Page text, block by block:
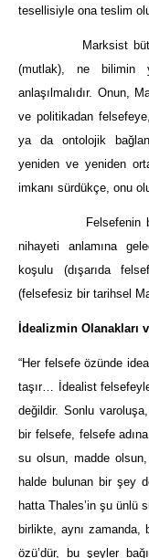
tesellisiyle ona teslim
Marksist bütünlük
(mutlak), ne bilimin
anlaşılmalıdır. Onun,
ve politikadan
ya da ontolojik
yeniden ve yeniden
imkanı sürdükçe, onu
Felsefenin bitişi,
nihayeti anlamına
koşulu (dışarıda
(felsefesiz bir tarihsel
İdealizmin
“Her felsefe özünde
taşır… İdealist
değildir. Sonlu
bir felsefe, felsefe
su olsun, madde
halde bulunan bir şey
hatta Thales’in şu ünlü
birlikte, aynı
özü’dür, bu şeyler